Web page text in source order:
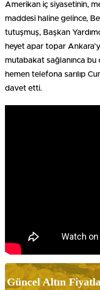
Amerikan iç siyasetinin,
maddesi haline gelince,
tutuşmuş, Başkan
heyet apar topar
mutabakat sağlanınca bu
hemen telefona sarılıp
davet etti.
Güncel Altın